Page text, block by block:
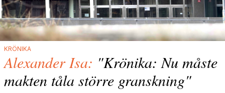
KRÖNIKA
Alexander Isa: "Krönika: Nu måste
makten tåla större granskning"